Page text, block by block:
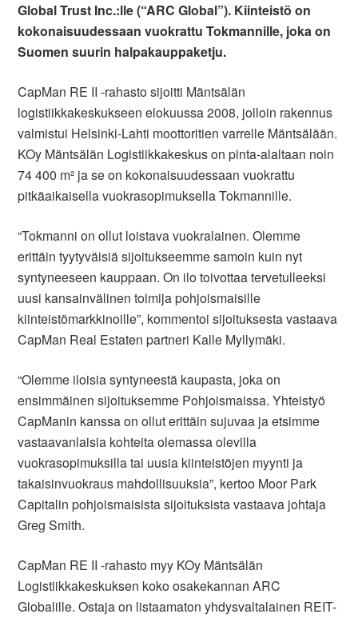
Global Trust Inc.:lle (“ARC Global”). Kiinteistö on
kokonaisuudessaan vuokrattu Tokmannille, joka on
Suomen suurin halpakauppaketju.
CapMan RE II -rahasto sijoitti Mäntsälän
logistiikkakeskukseen elokuussa 2008, jolloin rakennus
valmistui Helsinki-Lahti moottoritien varrelle Mäntsälään.
KOy Mäntsälän Logistiikkakeskus on pinta-alaltaan noin
74 400 m² ja se on kokonaisuudessaan vuokrattu
pitkäaikaisella vuokrasopimuksella Tokmannille.
“Tokmanni on ollut loistava vuokralainen. Olemme
erittäin tyytyväisiä sijoitukseemme samoin kuin nyt
syntyneeseen kauppaan. On ilo toivottaa tervetulleeksi
uusi kansainvälinen toimija pohjoismaisille
kiinteistömarkkinoille”, kommentoi sijoituksesta vastaava
CapMan Real Estaten partneri Kalle Myllymäki.
“Olemme iloisia syntyneestä kaupasta, joka on
ensimmäinen sijoituksemme Pohjoismaissa. Yhteistyö
CapManin kanssa on ollut erittäin sujuvaa ja etsimme
vastaavanlaisia kohteita olemassa olevilla
vuokrasopimuksilla tai uusia kiinteistöjen myynti ja
takaisinvuokraus mahdollisuuksia”, kertoo Moor Park
Capitalin pohjoismaisista sijoituksista vastaava johtaja
Greg Smith.
CapMan RE II -rahasto myy KOy Mäntsälän
Logistiikkakeskuksen koko osakekannan ARC
Globalille. Ostaja on listaamaton yhdysvaltalainen REIT-